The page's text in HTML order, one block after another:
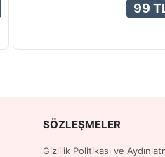
99
SÖZLEŞMELER
Gizlilik Politikası ve